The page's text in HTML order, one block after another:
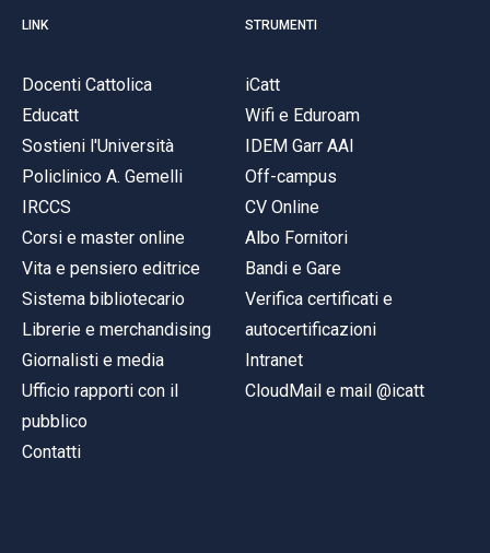
LINK
Docenti Cattolica
Educatt
Sostieni l'Università
Policlinico A. Gemelli
IRCCS
Corsi e master online
Vita e pensiero editrice
Sistema bibliotecario
Librerie e merchandising
Giornalisti e media
Ufficio rapporti con il
pubblico
Contatti
STRUMENTI
iCatt
Wifi e Eduroam
IDEM Garr AAI
Off-campus
CV Online
Albo Fornitori
Bandi e Gare
Verifica certificati e
autocertificazioni
Intranet
CloudMail e mail @icatt